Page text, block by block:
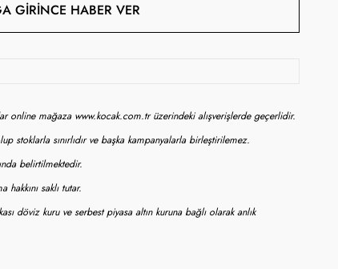
GIRINCE HABER VER
online mağaza www.kocak.com.tr üzerindeki alışverişlerde geçerlidir.
stoklarla sınırlıdır ve başka kampanyalarla birleştirilemez.
belirtilmektedir.
saklı tutar.
döviz kuru ve serbest piyasa altın kuruna bağlı olarak anlık